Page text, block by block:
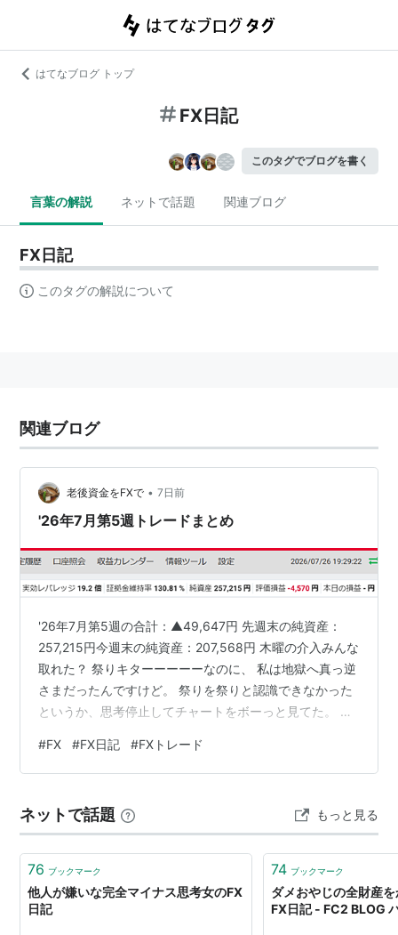
はてなブログ トップ
FX日記
このタグでブログを書く
言葉の解説 ネットで話題 関連ブログ
FX日記
このタグの解説について
関連ブログ
老後資金をFXで • 7日前
'26年7月第5週トレードまとめ
'26年7月第5週の合計：▲49,647円 先週末の純資産：
257,215円今週末の純資産：207,568円 木曜の介入みんな
取れた？ 祭りキターーーーーなのに、 私は地獄へ真っ逆
さまだったんですけど。 祭りを祭りと認識できなかった
というか、思考停止してチャートをボーっと見てた。 心
ら介入あるとしたら、31日（金）の植田総裁会見後だろ
うって思ってた（決めつけてた）から、30日（木）に下
って高を括ってた。 そしたら、え？あれ？何が起こって
る？？え？は？・・・思考停止・・・はっ！！もしや介
入？！ショ…
#FX #FX日記 #FXトレード
ネットで話題 もっと見る
76 ブックマーク
他人が嫌いな完全マイナス思考女のFX
日記
74 ブックマーク
ダメおやじの全財産
FX日記 - FC2 BLOG